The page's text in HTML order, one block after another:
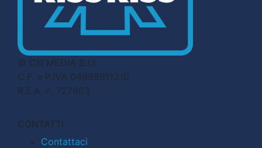
© CN MEDIA S.r.l.
C.F. e P.IVA 04998911210
R.E.A. n. 727803
CONTATTI
Contattaci